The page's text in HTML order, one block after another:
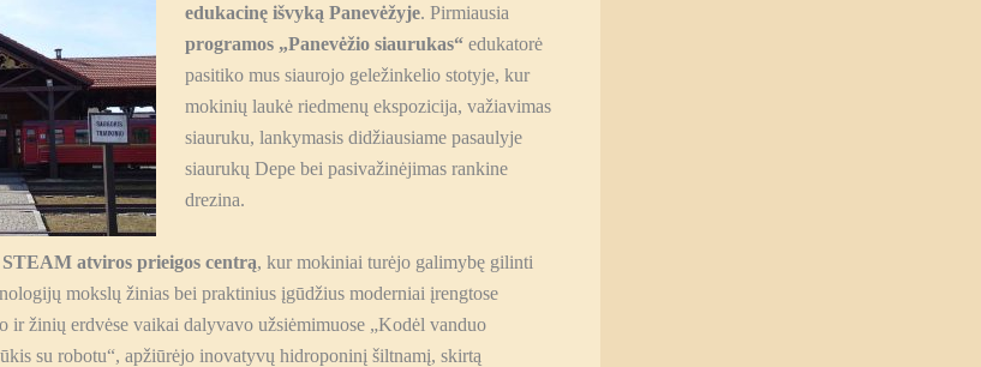
edukacinę išvyką Panevėžyje. Pirmiausia
programos „Panevėžio siaurukas“ edukatorė
pasitiko mus siaurojo geležinkelio stotyje, kur
mokinių laukė riedmenų ekspozicija, važiavimas
siauruku, lankymasis didžiausiame pasaulyje
siaurukų Depe bei pasivažinėjimas rankine
drezina.
STEAM atviros prieigos centrą, kur mokiniai turėjo galimybę gilinti
mokslų žinias bei praktinius įgūdžius moderniai įrengtose
ir žinių erdvėse vaikai dalyvavo užsiėmimuose „Kodėl vanduo
su robotu“, apžiūrėjo inovatyvų hidroponinį šiltnamį, skirtą